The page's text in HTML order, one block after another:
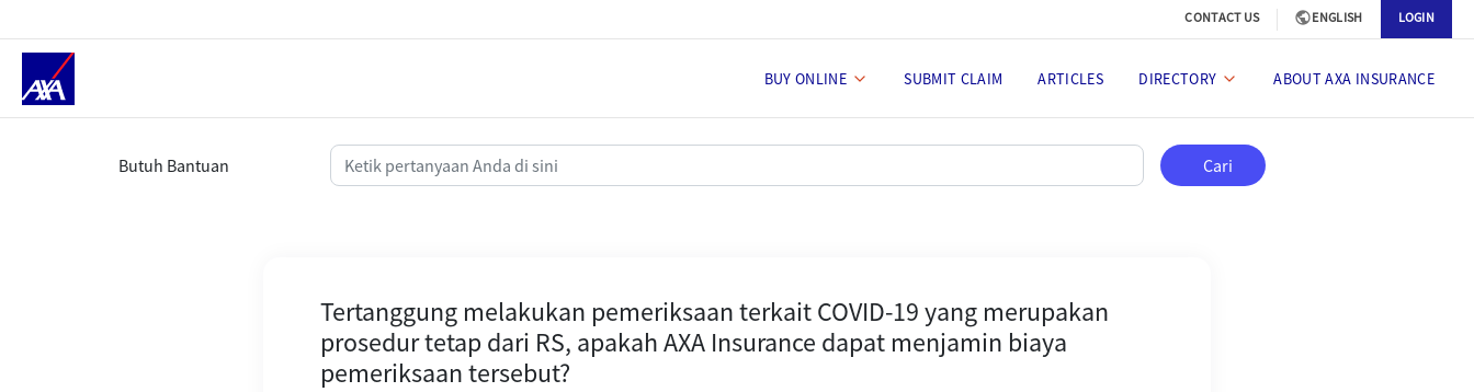
CONTACT US ENGLISH LOGIN
BUY ONLINE SUBMIT CLAIM ARTICLES DIRECTORY ABOUT AXA INSURANCE
Tertanggung melakukan pemeriksaan terkait COVID-19 yang merupakan prosedur tetap dari RS,
Butuh Bantuan Cari
Tertanggung melakukan pemeriksaan terkait COVID-19 yang merupakan
prosedur tetap dari RS, apakah AXA Insurance dapat menjamin biaya
pemeriksaan tersebut?